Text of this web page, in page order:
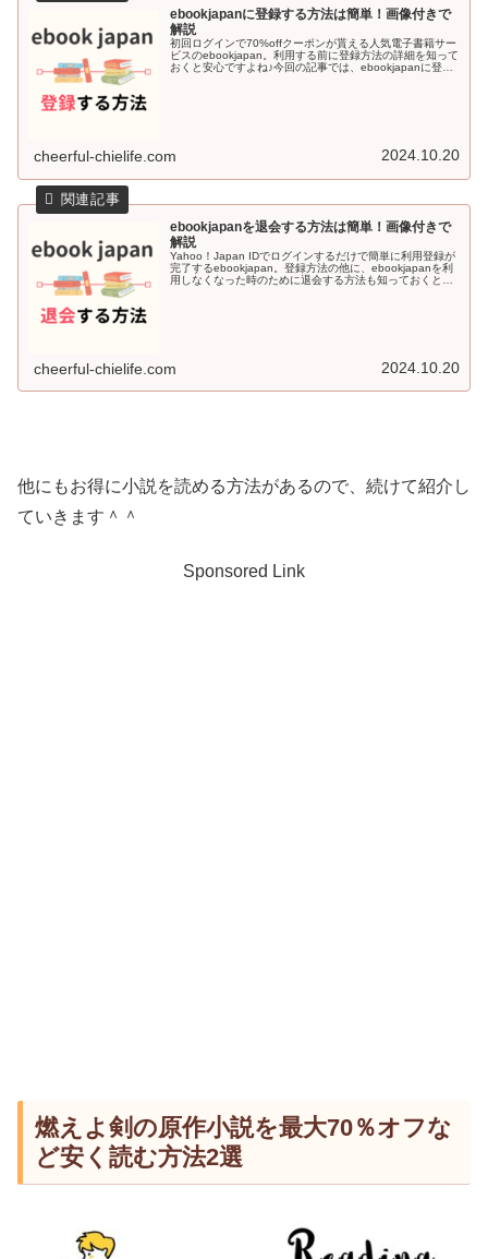
ebookjapanに登録する方法は簡単！画像付きで
解説
初回ログインで70%offクーポンが貰える人気電子書籍サー
ビスのebookjapan。利用する前に登録方法の詳細を知って
おくと安心ですよね♪今回の記事では、ebookjapanに登録
cheerful-chielife.com 2024.10.20
ebookjapanを退会する方法は簡単！画像付きで
解説
Yahoo！Japan IDでログインするだけで簡単に利用登録が
完了するebookjapan。登録方法の他に、ebookjapanを利
用しなくなった時のために退会する方法も知っておくと安
cheerful-chielife.com 2024.10.20
他にもお得に小説を読める方法があるので、続けて紹介し
ていきます＾＾
Sponsored Link
燃えよ剣の原作小説を最大70％オフな
ど安く読む方法2選